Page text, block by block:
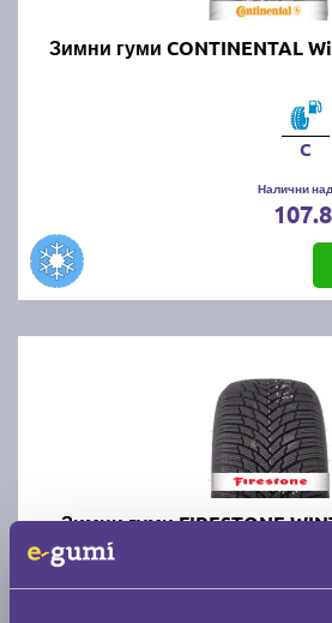
Зимни гуми CONTINENTAL
C
Налични
Зимни гуми FIRESTONE